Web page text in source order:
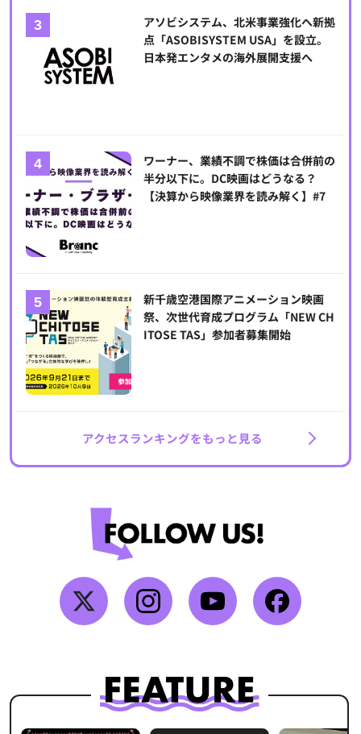
アソビシステム、北米事業強化へ新拠
点「ASOBISYSTEM USA」を設立。
日本発エンタメの海外展開支援へ
ワーナー、業績不調で株価は合併前の
半分以下に。DC映画はどうなる？
【決算から映像業界を読み解く】#7
新千歳空港国際アニメーション映画
祭、次世代育成プログラム「NEW CH
ITOSE TAS」参加者募集開始
アクセスランキングをもっと見る